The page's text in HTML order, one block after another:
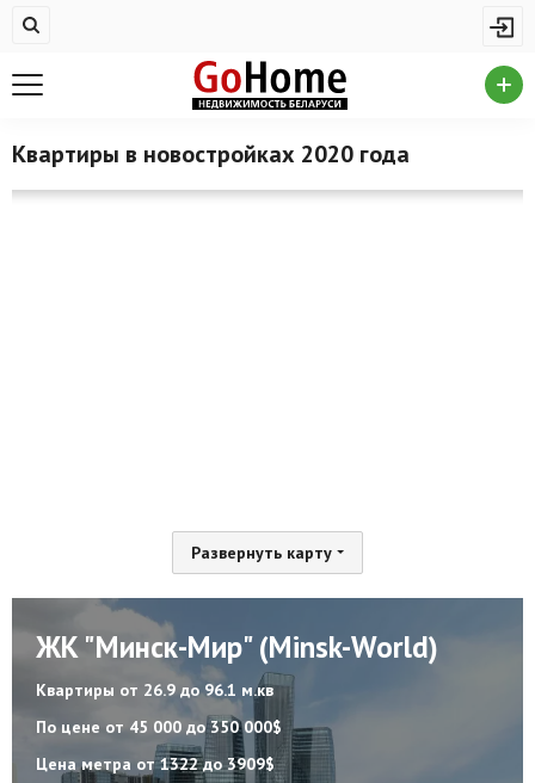
Купить квартиру
Ремонт квартир
Способы оплаты
Реклама на сайте
Квартиры в новостройках 2020 года
Развернуть карту
ЖК "Минск-Мир" (Minsk-World)
Квартиры от 26.9 до 96.1 м.кв
По цене от 45 000 до 350 000$
Цена метра от 1322 до 3909$